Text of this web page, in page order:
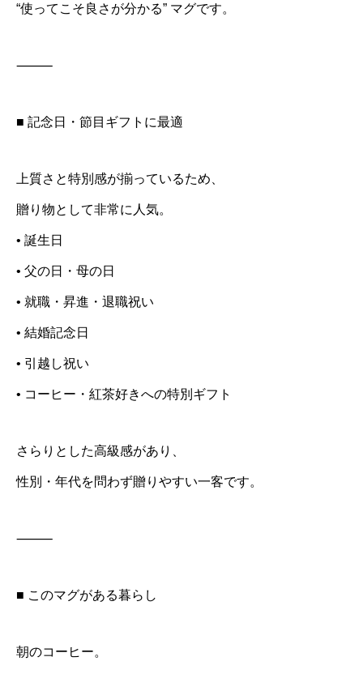
“使ってこそ良さが分かる” マグです。
⸻
■ 記念日・節目ギフトに最適
上質さと特別感が揃っているため、
贈り物として非常に人気。
• 誕生日
• 父の日・母の日
• 就職・昇進・退職祝い
• 結婚記念日
• 引越し祝い
• コーヒー・紅茶好きへの特別ギフト
さらりとした高級感があり、
性別・年代を問わず贈りやすい一客です。
⸻
■ このマグがある暮らし
朝のコーヒー。